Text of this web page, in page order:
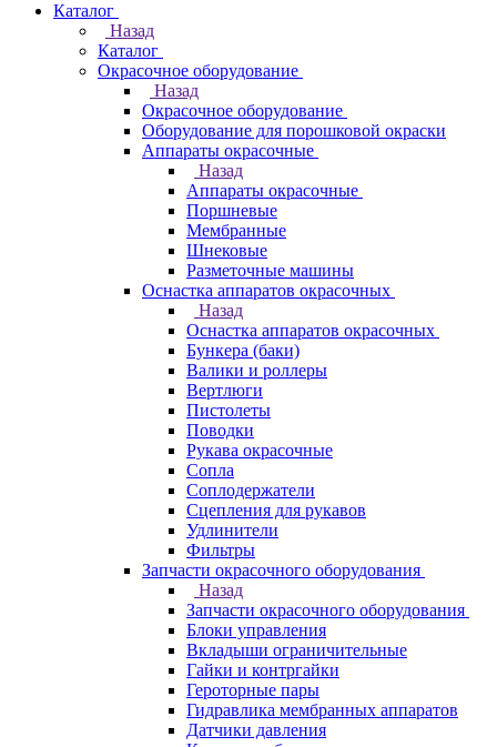
Каталог
Назад
Каталог
Окрасочное оборудование
Назад
Окрасочное оборудование
Оборудование для порошковой окраски
Аппараты окрасочные
Назад
Аппараты окрасочные
Поршневые
Мембранные
Шнековые
Разметочные машины
Оснастка аппаратов окрасочных
Назад
Оснастка аппаратов окрасочных
Бункера (баки)
Валики и роллеры
Вертлюги
Пистолеты
Поводки
Рукава окрасочные
Сопла
Соплодержатели
Сцепления для рукавов
Удлинители
Фильтры
Запчасти окрасочного оборудования
Назад
Запчасти окрасочного оборудования
Блоки управления
Вкладыши ограничительные
Гайки и контргайки
Героторные пары
Гидравлика мембранных аппаратов
Датчики давления